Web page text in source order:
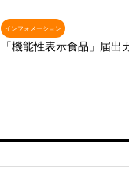
インフォメーション
「機能性表示食品」届